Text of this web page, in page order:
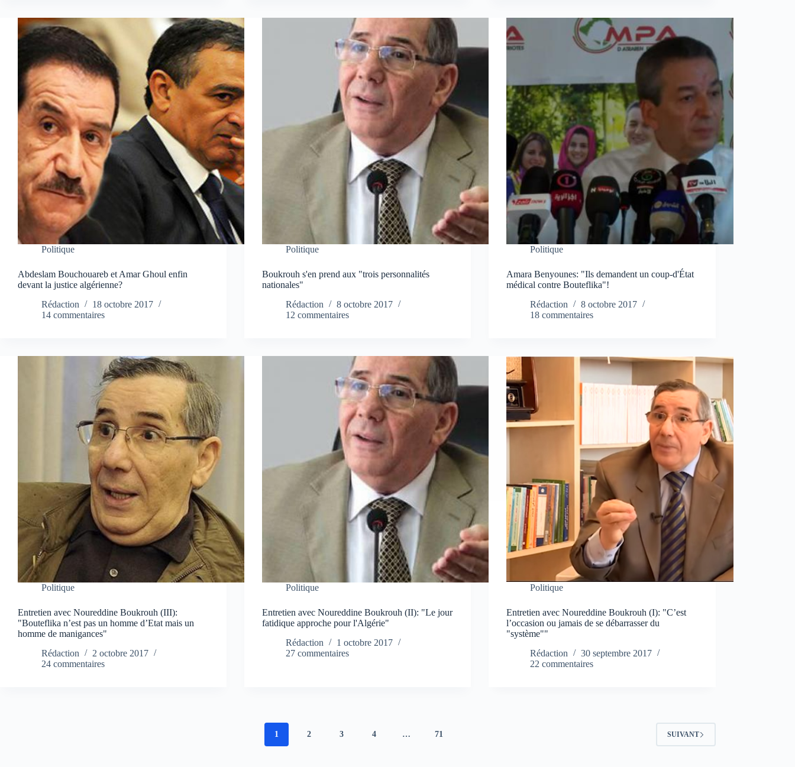
Politique
Abdeslam Bouchouareb et Amar Ghoul enfin
devant la justice algérienne?
Rédaction
18 octobre 2017
14 commentaires
Politique
Boukrouh s'en prend aux "trois personnalités
nationales"
Rédaction
8 octobre 2017
12 commentaires
Politique
Amara Benyounes: "Ils demandent un coup-d'État
médical contre Bouteflika"!
Rédaction
8 octobre 2017
18 commentaires
Politique
Entretien avec Noureddine Boukrouh (III):
"Bouteflika n’est pas un homme d’Etat mais un
homme de manigances"
Rédaction
2 octobre 2017
24 commentaires
Politique
Entretien avec Noureddine Boukrouh (II): "Le jour
fatidique approche pour l'Algérie"
Rédaction
1 octobre 2017
27 commentaires
Politique
Entretien avec Noureddine Boukrouh (I): "C’est
l’occasion ou jamais de se débarrasser du
"système""
Rédaction
30 septembre 2017
22 commentaires
1 2 3 4 … 71 SUIVANT